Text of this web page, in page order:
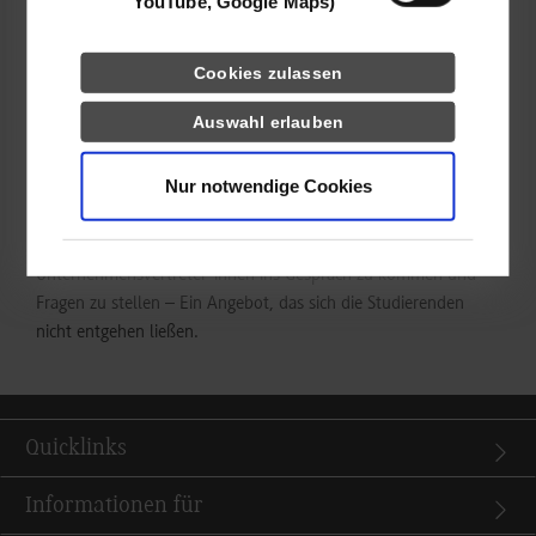
Cookies zulassen
Auswahl erlauben
Nur notwendige Cookies
notwendigen manuellen Labortätigkeiten sowie die vielfältigen
Möglichkeiten der digitalen Prozessunterstützung, die der
Einsatz von QR-Codes in Kombination mit ihrem LIMS-System
bietet. Entscheidend für den Erfolg, so wurde betont, seien
Transformation aktiv mitwirken.
Abschließend bot sich die Möglichkeit, mit weiteren
Unternehmensvertreter*innen ins Gespräch zu kommen und
Fragen zu stellen – Ein Angebot, das sich die Studierenden
nicht entgehen ließen.
Quicklinks
Informationen für